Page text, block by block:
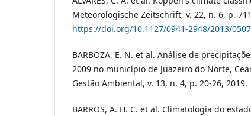
Meteorologische Zeitschrift, v. 22, n. 6, p.
https://doi.org/10.1127/0941-2948/2013/0507
BARBOZA, E. N. et al. Análise de
2009 no município de Juazeiro do Norte,
Gestão Ambiental, v. 13, n. 4, p. 20-26, 2019.
BARROS, A. H. C. et al. Climatologia do